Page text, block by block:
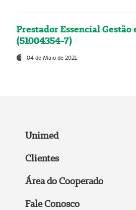
Prestador Essencial Gestão
(51004354-7)
04 de Maio de 2021
Unimed
Clientes
Área do Cooperado
Fale Conosco